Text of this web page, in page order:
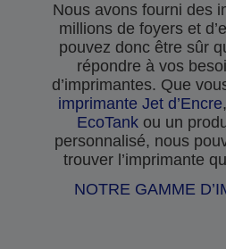
Nous avons fourni des
millions de foyers et
pouvez donc être sûr
répondre à vos
d’imprimantes. Que
imprimante Jet d’Encre
EcoTankou un
personnalisé, nous
trouver l’imprimante
NOTRE GAMME